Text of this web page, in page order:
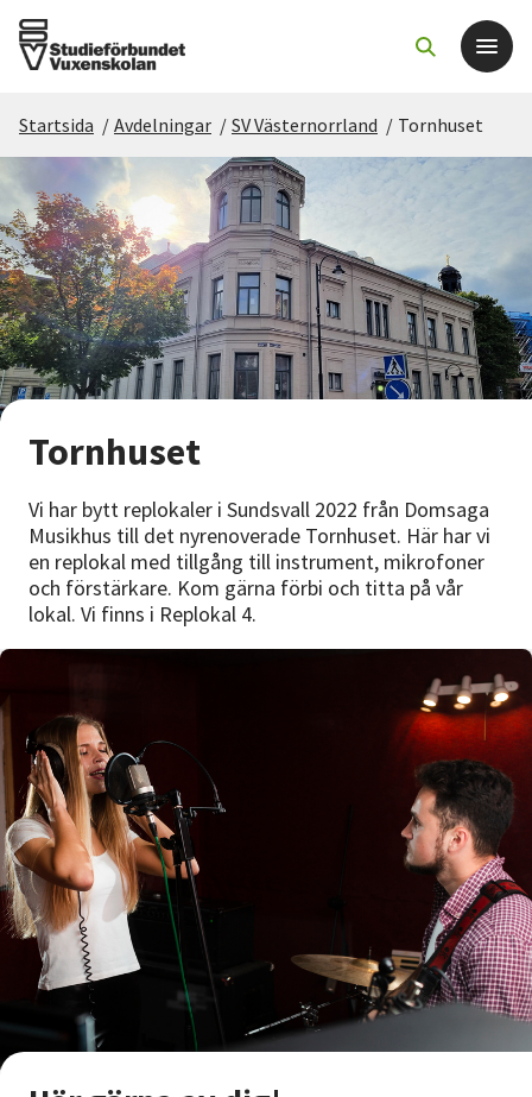
Det här gör vi
För dig som
Sök kurser och evenemang
Om SV
Nyheter
Avdelningar
Lyssna
Startsida / Avdelningar / SV Västernorrland / Tornhuset
Tornhuset
Vi har bytt replokaler i Sundsvall 2022 från Domsaga
Musikhus till det nyrenoverade Tornhuset. Här har vi
en replokal med tillgång till instrument, mikrofoner
och förstärkare. Kom gärna förbi och titta på vår
lokal. Vi finns i Replokal 4.